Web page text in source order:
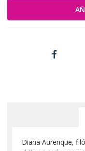
Diana Aurenque,